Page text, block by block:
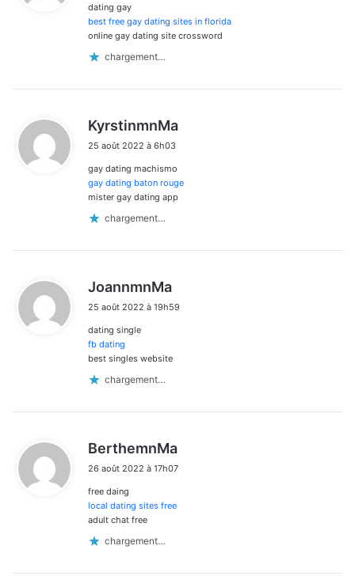
:
dating gay
best free gay dating sites in florida
online gay dating site crossword
chargement…
KyrstinmnMa
:
25 août 2022 à 6h03
gay dating machismo
gay dating baton rouge
mister gay dating app
chargement…
JoannmnMa
t
25 août 2022 à 19h59
dating single
fb dating
best singles website
chargement…
BerthemnMa
26 août 2022 à 17h07
free daing
local dating sites free
adult chat free
chargement…